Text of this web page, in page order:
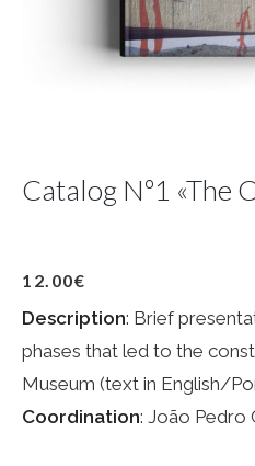
Catalog Nº1 «The
12.00€
Description: Brief
phases that led to the
Museum (text in English/
Coordination: João Pedro